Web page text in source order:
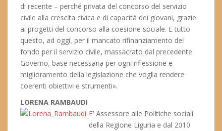
di recente – perché privata del concorso del servizio
civile alla crescita civica e di capacità dei giovani, grazie
ai progetti del concorso alla coesione sociale. E tutto
questo, ad oggi, per il mancato rifinanziamento del
fondo per il servizio civile, massacrato dal precedente
Governo, base necessaria per ogni riflessione e
miglioramento della legislazione che voglia rendere
coerenti obiettivi e strumenti».
LORENA RAMBAUDI
E' Assessore alle Politiche sociali
della Regione Liguria e dal 2010